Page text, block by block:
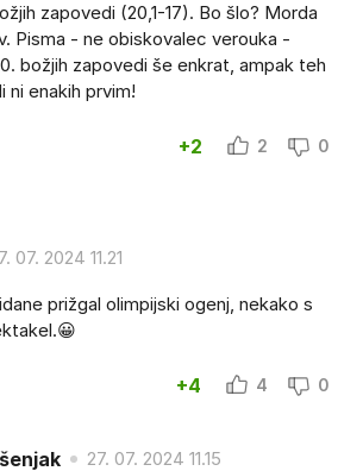
zapovedi (20,1-17). Bo šlo? Morda
Pisma - ne obiskovalec verouka -
božjih zapovedi še enkrat, ampak teh
enakih prvim!
+2 2 0
07. 2024 11.21
prižgal olimpijski ogenj, nekako s
+4 4 0
27. 07. 2024 11.15